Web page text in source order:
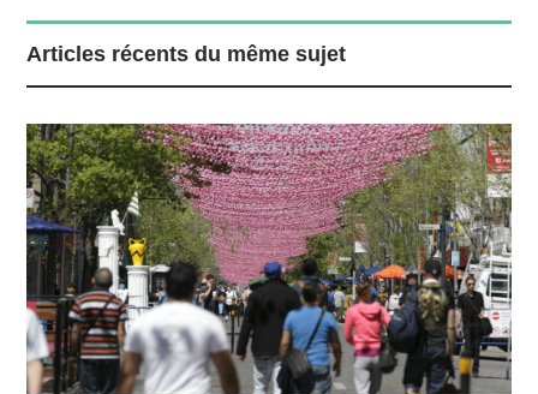
Articles récents du même sujet